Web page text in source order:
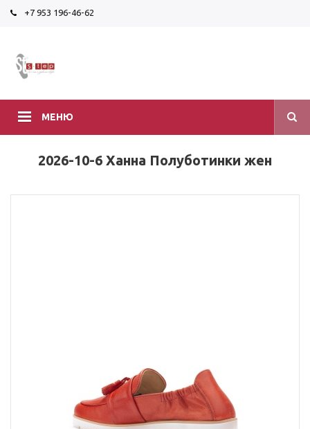
+7 953 196-46-62
МЕНЮ
2026-10-6 Ханна Полуботинки жен